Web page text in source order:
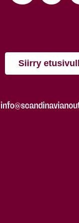
Siirry